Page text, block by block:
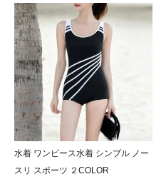
水着 ワンピース水着 シンプル ノー
スリ スポーツ ２COLOR